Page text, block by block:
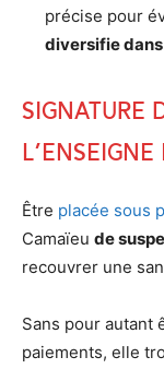
précise pour
diversifie
Signature
Être placée sous
Camaïeu de
recouvrer une
Sans pour autant
paiements, elle